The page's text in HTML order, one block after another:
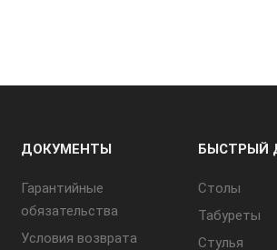
ДОКУМЕНТЫ
Гарантийные
обязательства
Условия возврата
БЫСТРЫЙ
Cтолы
Табуреты
Стулья